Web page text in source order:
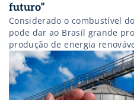
futuro”
Considerado o combustível
pode dar ao Brasil grande
produção de energia